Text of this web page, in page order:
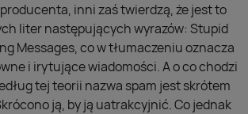
inni zaś twierdzą, że jest to
liter następujących wyrazów: Stupid
Messages, co w tłumaczeniu oznacza
i irytujące wiadomości. A o co chodzi
tej teorii nazwa spam jest skrótem
ją, by ją uatrakcyjnić. Co jednak